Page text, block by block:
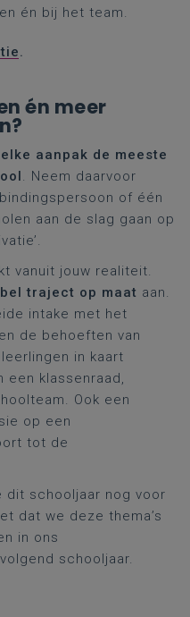
én bij het team.
.
én meer
aanpak de meeste
. Neem daarvoor
of één
aan de slag gaan op
vanuit jouw realiteit.
traject op maat aan.
intake met het
de behoeften van
in kaart
een klassenraad,
Ook een
op een
tot de
dit schooljaar nog voor
dat we deze thema’s
in ons
schooljaar.